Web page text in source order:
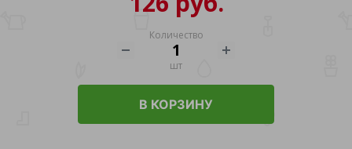
Количество
шт
В КОРЗИНУ